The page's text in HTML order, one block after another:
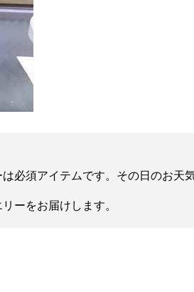
必須アイテムです。その日のお天
ーをお届けします。